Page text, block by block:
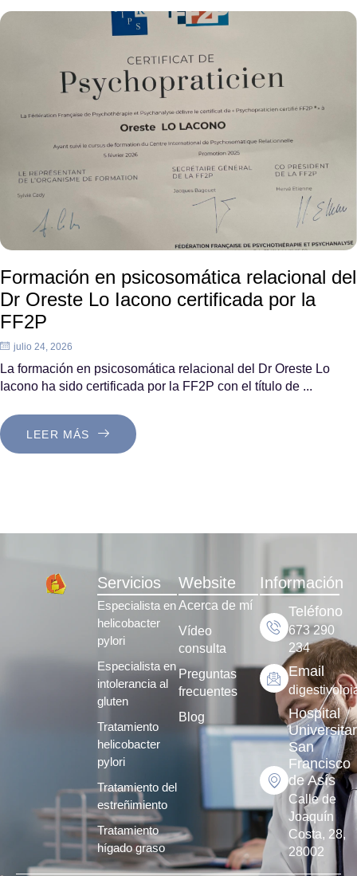
Formación en psicosomática relacional del
Dr Oreste Lo Iacono certificada por la
FF2P
julio 24, 2026
La formación en psicosomática relacional del Dr Oreste Lo
Iacono ha sido certificada por la FF2P con el título de ...
LEER MÁS
Servicios
Especialista en
helicobacter
pylori
Especialista en
intolerancia al
gluten
Tratamiento
helicobacter
pylori
Tratamiento del
estreñimiento
Tratamiento
hígado graso
Website
Acerca de mí
Vídeo
consulta
Preguntas
frecuentes
Blog
Información
Teléfono
673 290
234
Email
Hospital
San
Francisco
de Asís
Calle de
Joaquín
Costa, 28,
28002